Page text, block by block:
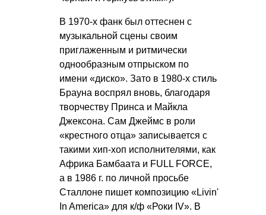
В 1970-х фанк был оттеснен с
музыкальной сцены своим
приглаженным и ритмически
однообразным отпрыском по
имени «диско». Зато в 1980-х стиль
Брауна воспрял вновь, благодаря
творчеству Принса и Майкла
Джексона. Сам Джеймс в роли
«крестного отца» записывается с
такими хип-хоп исполнителями, как
Африка Бамбаата и FULL FORCE,
а в 1986 г. по личной просьбе
Сталлоне пишет композицию «Livin'
In America» для к/ф «Роки IV». В